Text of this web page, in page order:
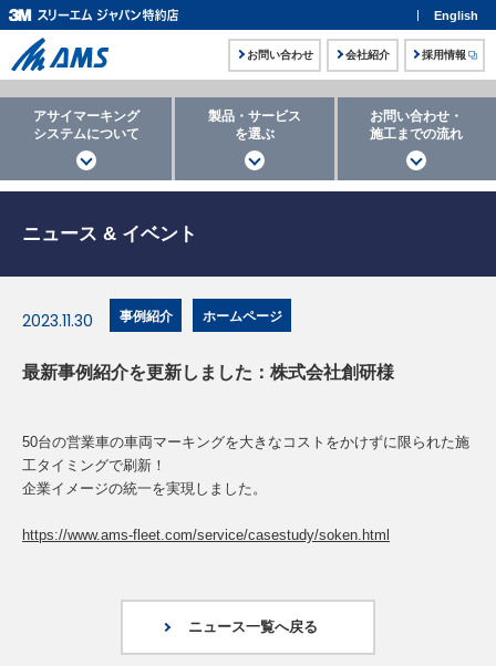
English
お問い合わせ 会社紹介 採用情報
アサイマーキング
システムについて
製品・サービス
を選ぶ
お問い合わせ・
施工までの流れ
ニュース & イベント
2023.11.30 事例紹介 ホームページ
最新事例紹介を更新しました：株式会社創研様
50台の営業車の車両マーキングを大きなコストをかけずに限られた施
工タイミングで刷新！
企業イメージの統一を実現しました。
https://www.ams-fleet.com/service/casestudy/soken.html
ニュース一覧へ戻る